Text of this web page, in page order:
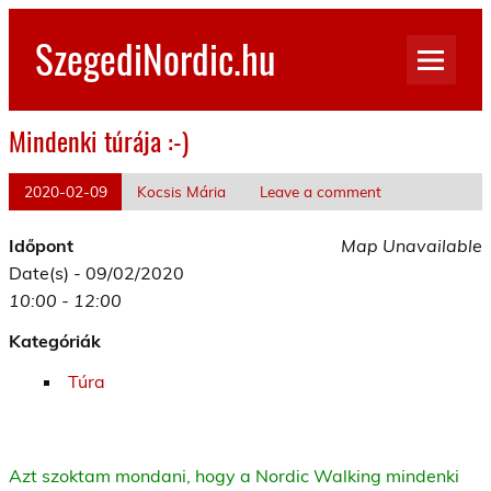
Skip
contentSzegediNordic.hu
Mindenki túrája :-)
2020-02-09 Kocsis Mária Leave a comment
Map Unavailable
Időpont
Date(s) - 09/02/2020
10:00 - 12:00
Kategóriák
Túra
Azt szoktam mondani, hogy a Nordic Walking mindenki